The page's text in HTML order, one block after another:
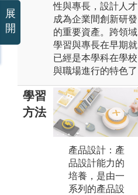
性與專長，設計人才
成為企業間創新研發
的重要資產。跨領域
學習與專長在早期就
已經是本學科在學校
與職場進行的特色了
學習
方法
產品設計：產
品設計能力的
培養，是由一
系列的產品設
展
開